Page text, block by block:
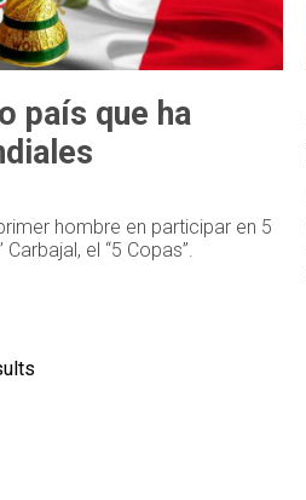
país que ha
hombre en participar en 5
el “5 Copas”.